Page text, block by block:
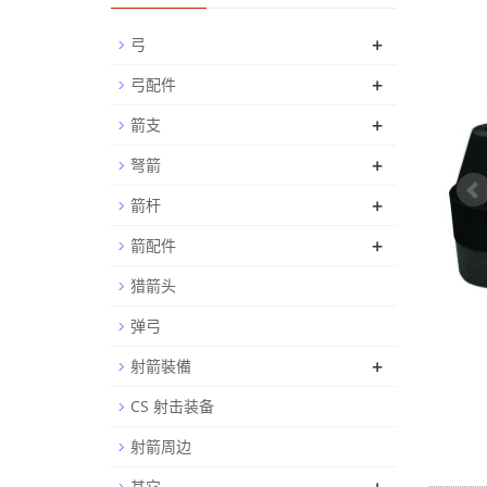
弓 +
弓配件 +
箭支 +
弩箭 +
箭杆 +
箭配件 +
猎箭头
弹弓
射箭裝備
+
CS 射击装备
射箭周边